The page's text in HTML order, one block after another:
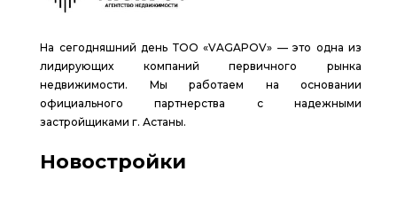
На сегодняшний день ТОО «VAGAPOV» — это одна из
лидирующих компаний первичного рынка
недвижимости. Мы работаем на основании
официального партнерства с надежными
застройщиками г. Астаны.
Новостройки